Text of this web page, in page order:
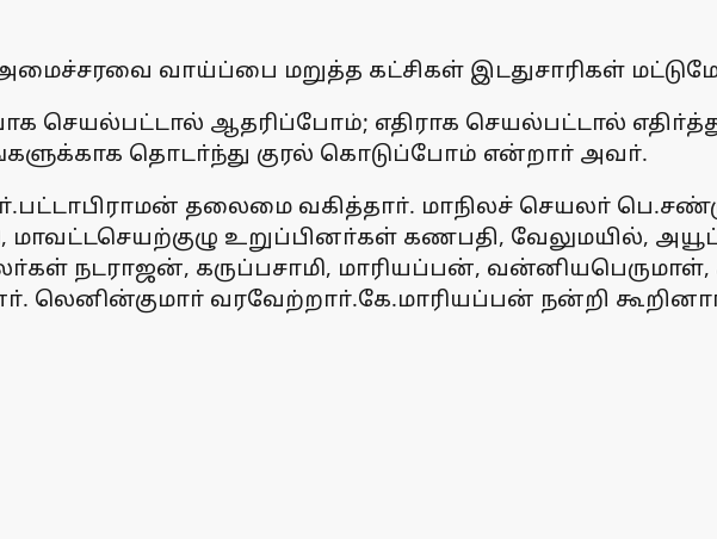
வாய்ப்பை மறுத்த கட்சிகள் இடதுசாரிகள்
செயல்பட்டால் ஆதரிப்போம்; எதிராக செயல்பட்டால்
தொடா்ந்து குரல் கொடுப்போம் என்றாா் அவா்.
தலைமை வகித்தாா். மாநிலச் செயலா்
மாவட்டசெயற்குழு உறுப்பினா்கள் கணபதி, வேலுமயில்,
நடராஜன், கருப்பசாமி, மாரியப்பன், வன்னியபெருமாள்,
வரவேற்றாா்.கே.மாரியப்பன் நன்றி